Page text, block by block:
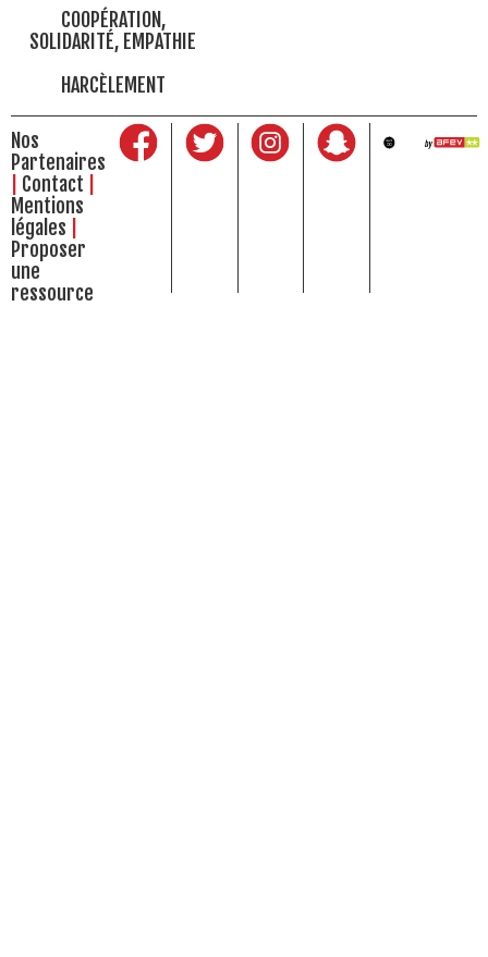
COOPÉRATION,
SOLIDARITÉ, EMPATHIE
HARCÈLEMENT
Nos
Partenaires
Contact
Mentions
légales
Proposer
une
ressource